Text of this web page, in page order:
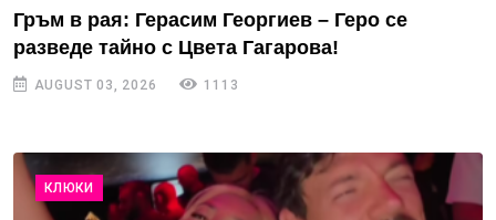
Гръм в рая: Герасим Георгиев – Геро се
разведе тайно с Цвета Гагарова!
AUGUST 03, 2026 1113
КЛЮКИ